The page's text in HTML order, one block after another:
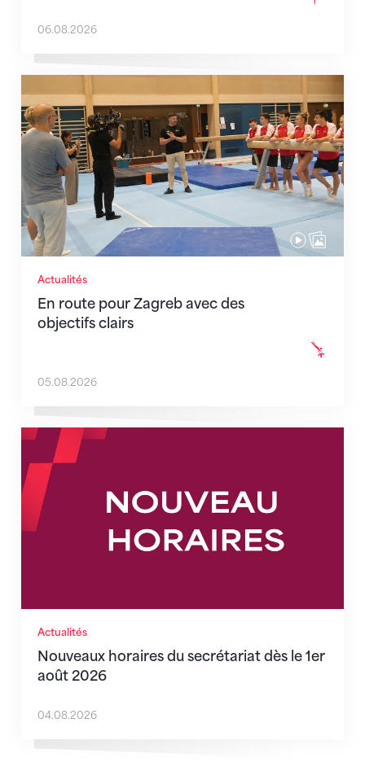
06.08.2026
Actualités
En route pour Zagreb avec des
objectifs clairs
En route pour Zagreb avec des objectifs clairs
05.08.2026
Actualités
Nouveaux horaires du secrétariat dès le 1er
août 2026
Nouveaux horaires du secrétariat dès le 1er août
04.08.2026